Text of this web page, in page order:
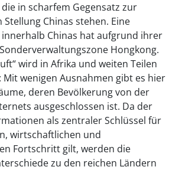
in scharfem Gegensatz zur
Chinas stehen. Eine
Chinas hat aufgrund ihrer
Hongkong.
wird in Afrika und weiten Teilen
Mit wenigen Ausnahmen gibt es hier
deren Bevölkerung von der
ausgeschlossen ist. Da der
als zentraler Schlüssel für
wirtschaftlichen und
Fortschritt gilt, werden die
zu den reichen Ländern